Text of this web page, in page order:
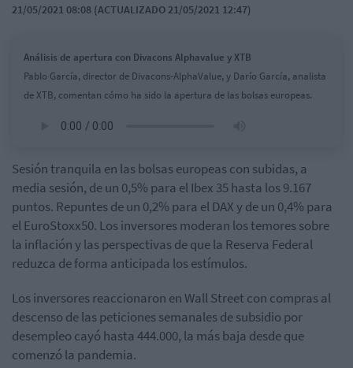
21/05/2021 08:08 (ACTUALIZADO 21/05/2021 12:47)
Análisis de apertura con Divacons Alphavalue y XTB
Pablo García, director de Divacons-AlphaValue, y Darío García, analista
de XTB, comentan cómo ha sido la apertura de las bolsas europeas.
Sesión tranquila en las bolsas europeas con subidas, a
media sesión, de un 0,5% para el Ibex 35 hasta los 9.167
puntos. Repuntes de un 0,2% para el DAX y de un 0,4% para
el EuroStoxx50. Los inversores moderan los temores sobre
la inflación y las perspectivas de que la Reserva Federal
reduzca de forma anticipada los estímulos.
Los inversores reaccionaron en Wall Street con compras al
descenso de las peticiones semanales de subsidio por
desempleo cayó hasta 444.000, la más baja desde que
comenzó la pandemia.